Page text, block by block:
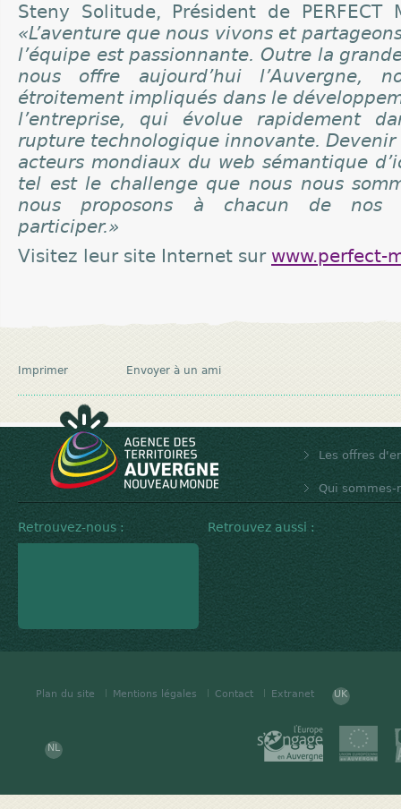
Steny Solitude, Président de PERFECT
«L’aventure que nous vivons et
l’équipe est passionnante. Outre la
nous offre aujourd’hui l’Auvergne,
étroitement impliqués dans le
l’entreprise, qui évolue rapidement
rupture technologique innovante. Devenir
acteurs mondiaux du web sémantique
tel est le challenge que nous nous
nous proposons à chacun de nos
participer.»
Visitez leur site Internet sur www.perfect-
Imprimer Envoyer à un ami
Les offres
Qui sommes-
Retrouvez-nous : Retrouvez aussi :
Plan du site Mentions légales Contact Extranet UK
NL